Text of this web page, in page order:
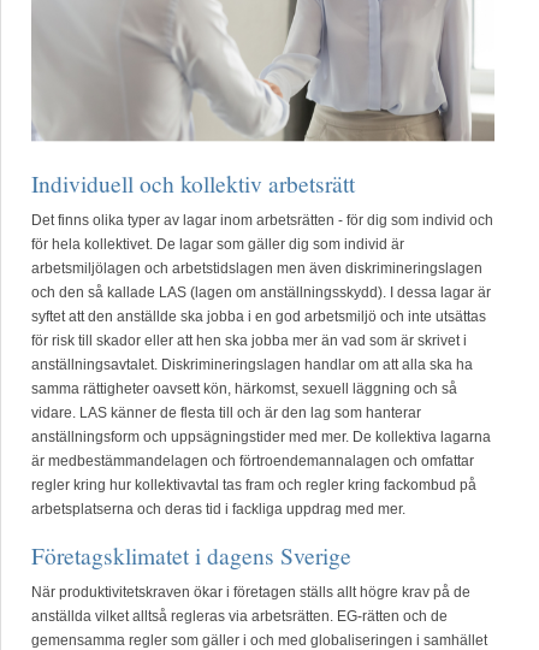
Individuell och kollektiv arbetsrätt
Det finns olika typer av lagar inom arbetsrätten - för dig som individ och
för hela kollektivet. De lagar som gäller dig som individ är
arbetsmiljölagen och arbetstidslagen men även diskrimineringslagen
och den så kallade LAS (lagen om anställningsskydd). I dessa lagar är
syftet att den anställde ska jobba i en god arbetsmiljö och inte utsättas
för risk till skador eller att hen ska jobba mer än vad som är skrivet i
anställningsavtalet. Diskrimineringslagen handlar om att alla ska ha
samma rättigheter oavsett kön, härkomst, sexuell läggning och så
vidare. LAS känner de flesta till och är den lag som hanterar
anställningsform och uppsägningstider med mer. De kollektiva lagarna
är medbestämmandelagen och förtroendemannalagen och omfattar
regler kring hur kollektivavtal tas fram och regler kring fackombud på
arbetsplatserna och deras tid i fackliga uppdrag med mer.
Företagsklimatet i dagens Sverige
När produktivitetskraven ökar i företagen ställs allt högre krav på de
anställda vilket alltså regleras via arbetsrätten. EG-rätten och de
gemensamma regler som gäller i och med globaliseringen i samhället